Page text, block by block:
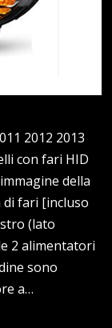
2012 2013
con fari HID
della
fari [incluso
(lato
2 alimentatori
sono
a…